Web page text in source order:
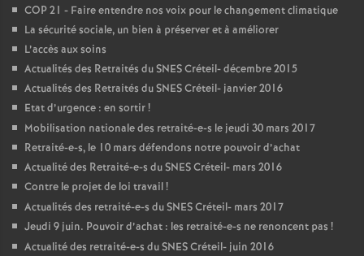
COP21 - Faire entendre nos voix pour le changement climatique
La sécurité sociale, un bien à préserver et à améliorer
L’accès aux soins
Actualités des Retraités duSNESCréteil- décembre 2015
Actualités des Retraités duSNESCréteil- janvier 2016
Etat d’urgence : en sortir!
Mobilisation nationale des retraité-e-s le jeudi 30 mars 2017
Retraité-e-s, le 10 mars défendons notre pouvoir d’achat
Actualité des Retraité-e-s duSNESCréteil- mars 2016
Contre le projet de loi travail!
Actualités des retraité-e-s duSNESCréteil- mars 2017
Jeudi 9 juin. Pouvoir d’achat : les retraité-e-s ne renoncent pas !
Actualité des retraité-e-s duSNESCréteil- juin 2016